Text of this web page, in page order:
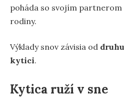
poháda so svojím partnerom
rodiny.
Výklady snov závisia od
kytici.
Kytica ruží v sne